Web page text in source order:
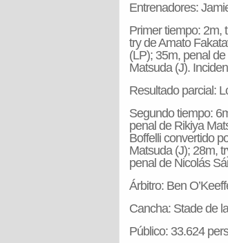
Entrenadores:
Primer tiempo: 2m,
try de Amato
(LP); 35m, penal
Matsuda (J).
Resultado parcial:
Segundo tiempo:
penal de Rikiya
Boffelli convertido
Matsuda (J); 28m,
penal de Nicolás
Árbitro: Ben
Cancha: Stade de
Público: 33.624